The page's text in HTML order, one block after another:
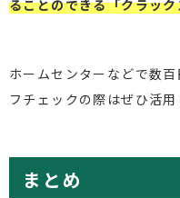
ることのできる「クラッ
ホームセンターなどで数
フチェックの際はぜひ活用
まとめ